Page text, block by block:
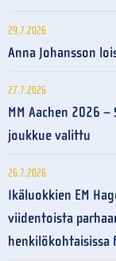
29.7.2026
Anna Johansson
27.7.2026
MM Aachen 2026
joukkue valittu
26.7.2026
Ikäluokkien EM
viidentoista
henkilökohtaisissa